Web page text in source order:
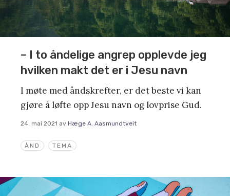
ÅND TEMA
– I to åndelige angrep opplevde jeg
hvilken makt det er i Jesu navn
I møte med åndskrefter, er det beste vi kan
gjøre å løfte opp Jesu navn og lovprise Gud.
24. mai 2021 av Hæge A. Aasmundtveit